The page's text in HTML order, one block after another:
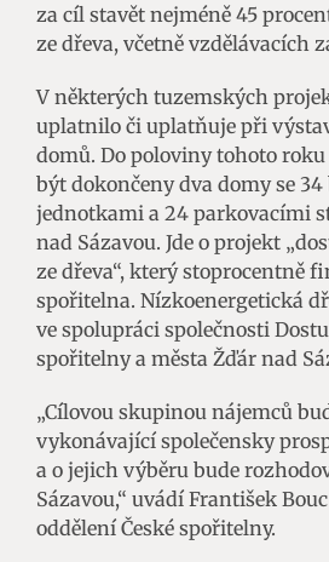
za cíl stavět nejméně 45
ze dřeva, včetně vzdělávacích
V některých tuzemských
uplatnilo či uplatňuje při
domů. Do poloviny tohoto
být dokončeny dva domy se
jednotkami a 24 parkovacími
nad Sázavou. Jde o projekt
ze dřeva“, který stoprocentně
spořitelna. Nízkoenergetická
ve spolupráci společnosti
spořitelny a města Žďár nad
„Cílovou skupinou nájemců
vykonávající společensky
a o jejich výběru bude
Sázavou,“ uvádí František
oddělení České spořitelny.